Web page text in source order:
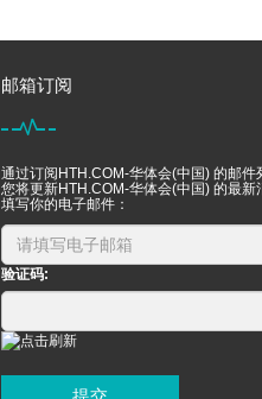
邮箱订阅
通过订阅HTH.COM-华体会(中国) 的邮件
您将更新HTH.COM-华体会(中国) 的最新
填写你的电子邮件：
验证码: